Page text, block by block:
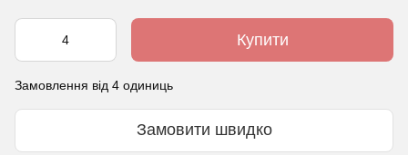
Купити
Замовлення від 4 одиниць
Замовити швидко